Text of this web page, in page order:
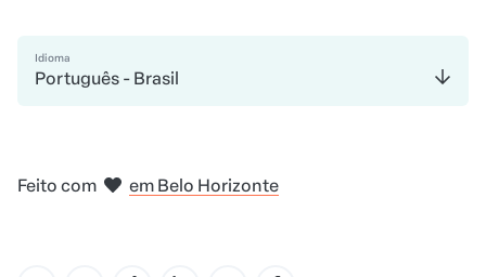
Idioma
Português - Brasil
Feito com em Belo Horizonte